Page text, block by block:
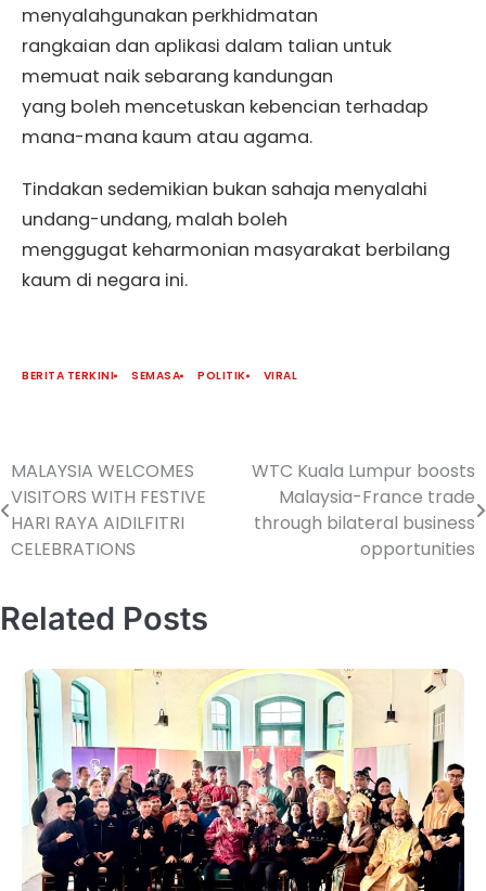
menyalahgunakan perkhidmatan
rangkaian dan aplikasi dalam talian untuk
memuat naik sebarang kandungan
yang boleh mencetuskan kebencian terhadap
mana-mana kaum atau agama.
Tindakan sedemikian bukan sahaja menyalahi
undang-undang, malah boleh
menggugat keharmonian masyarakat berbilang
kaum di negara ini.
BERITA TERKINI SEMASA POLITIK VIRAL
MALAYSIA WELCOMES
VISITORS WITH FESTIVE
HARI RAYA AIDILFITRI
CELEBRATIONS
WTC Kuala Lumpur boosts
Malaysia-France trade
through bilateral business
opportunities
Related Posts